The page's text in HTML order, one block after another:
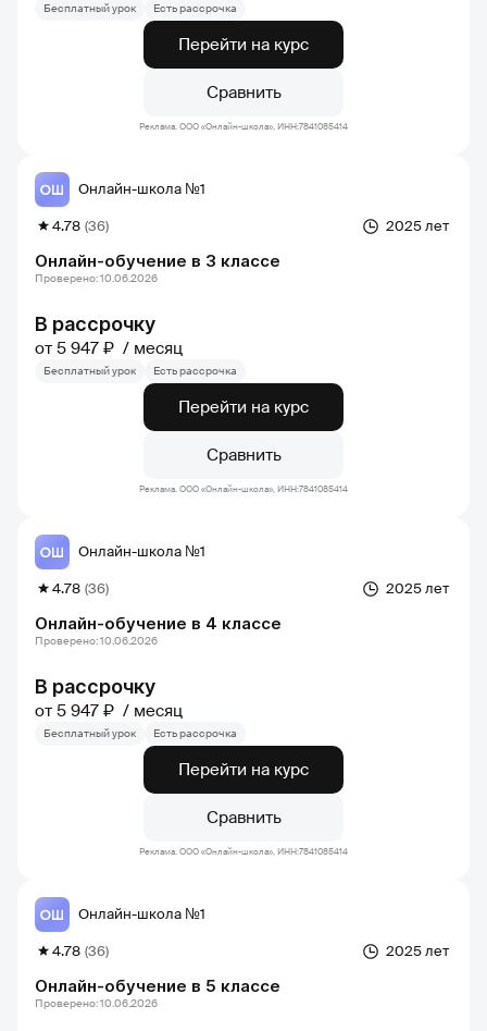
Бесплатный урок Есть рассрочка
Перейти на курс
Сравнить
Реклама. ООО «Онлайн-школа», ИНН:7841085414
Онлайн-обучение в 3 классе
2025 лет
4.78 (36)
Онлайн-школа №1
В рассрочку
от 5 947 ₽ месяц
Проверено: 10.06.2026
Бесплатный урок Есть рассрочка
Перейти на курс
Сравнить
Реклама. ООО «Онлайн-школа», ИНН:7841085414
Онлайн-обучение в 4 классе
2025 лет
4.78 (36)
Онлайн-школа №1
В рассрочку
от 5 947 ₽ месяц
Проверено: 10.06.2026
Бесплатный урок Есть рассрочка
Перейти на курс
Сравнить
Реклама. ООО «Онлайн-школа», ИНН:7841085414
Онлайн-обучение в 5 классе
2025 лет
4.78 (36)
Онлайн-школа №1
Проверено: 10.06.2026